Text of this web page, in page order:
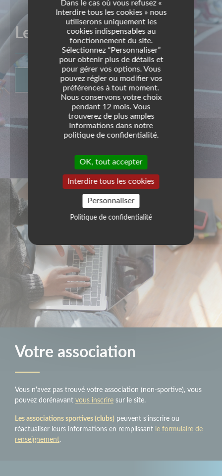
Les clubs sportifs
LISTE DES CLUBS SPORTIFS
Votre association
Vous n'avez pas trouvé votre association (non-sportive), vous
pouvez dorénavant vous inscrire sur le site.
Les associations sportives (clubs) peuvent s’inscrire ou
réactualiser leurs informations en remplissant le formulaire de
renseignement.
Dans le cas où vous refusez «
Interdire tous les cookies » nous
utiliserons uniquement les
cookies indispensables au
fonctionnement du site.
Sélectionnez “Personnaliser”
pour obtenir plus de détails et
pour gérer vos options. Vous
pouvez régler ou modifier vos
préférences à tout moment.
Nous conservons votre choix
pendant 12 mois. Vous
trouverez de plus amples
informations dans notre
politique de confidentialité.
OK, tout accepter
Interdire tous les cookies
Personnaliser
Politique de confidentialité